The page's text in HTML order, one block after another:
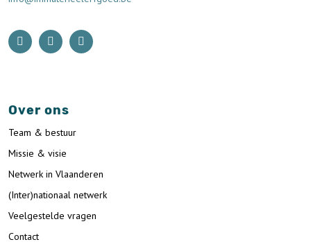
Over ons
Team & bestuur
Missie & visie
Netwerk in Vlaanderen
(Inter)nationaal netwerk
Veelgestelde vragen
Contact